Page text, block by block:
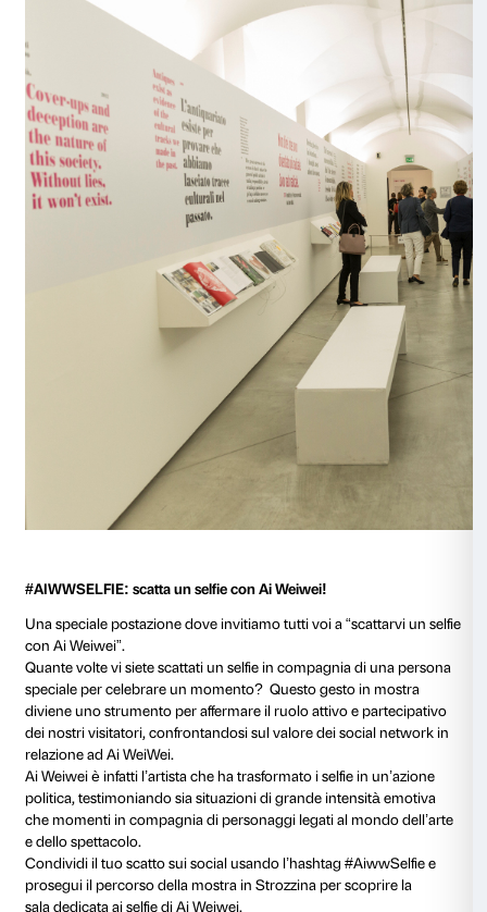
KIT DISEGNO
Esprimi la tua creatività attraverso la più antica forma
disegno.
Allena lo sguardo e con album e matita, insieme a
suggerimenti per osservare le opere in mostra,
caledoiscopico di Ai Weiwei. Il Kit Disegno è un
disponibile per i nostri visitatori, rivolto a chiunque
un nuovo modo di guardare l’arte dei grandi artisti.
guardare, conoscere ed entrare in contatto con
un metodo per concentrarsi e allo stesso tempo per
davanti a un quadro o una scultura.
L’importante non è realizzare un bel disegno, ma
occhio, mano e matita lavorino insieme
nell’esperienza della creazione!
Il Kit si può richiedere gratuitamente al Punto Info
SALA LETTURA: una sala sempre aperta alla
La sala lettura è un luogo speciale all’interno del
espositivo in Strozzina, dedicato ai visitatori che
approfondire la conoscenza di Ai Weiwei come
artista. A disposizione di chi desideri scoprire l’arte
contemporanea e di chi voglia immergersi nelle
pubblicazioni dedicate ai temi diAi Weiwei. Libero
semplicemente, a chi voglia un momento di pausa